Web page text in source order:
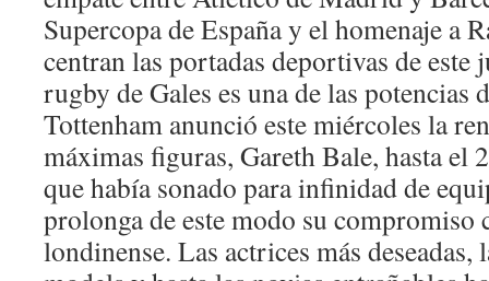
Supercopa de España y el homenaje a
centran las portadas deportivas de este
rugby de Gales es una de las
Tottenham anunció este miércoles la
máximas figuras, Gareth Bale, hasta el
que había sonado para infinidad de
prolonga de este modo su compromiso
londinense. Las actrices más deseadas,